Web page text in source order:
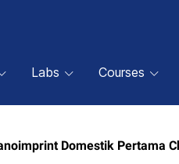
Labs Courses
Domestik Pertama